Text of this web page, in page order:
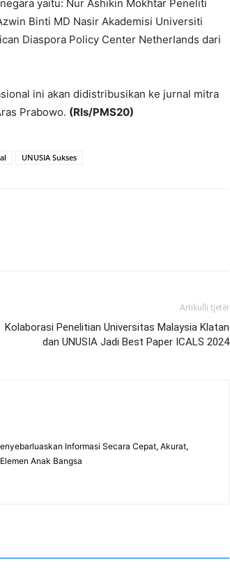
yaitu: Nur Ashikin Mokhtar Peneliti
Binti MD Nasir Akademisi Universiti
Diaspora Policy Center Netherlands dari
ini akan didistribusikan ke jurnal mitra
Prabowo. (Rls/PMS20)
UNUSIA Sukses
Artikulli tjetër
Kolaborasi Penelitian Universitas Malaysia Klatan
dan UNUSIA Jadi Best Paper ICALS 2024
Informasi Secara Cepat, Akurat,
Anak Bangsa